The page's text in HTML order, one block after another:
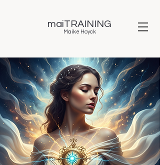
maiTRAINING
Maike Hoyck